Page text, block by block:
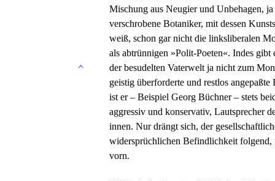
Mischung aus Neugier und Unbehagen,
verschrobene Botaniker, mit dessen
weiß, schon gar nicht die linksliberalen
als abtrünnigen »Polit-Poeten«. Indes
der besudelten Vaterwelt ja nicht zum
geistig überforderte und restlos
ist er – Beispiel Georg Büchner – stets
aggressiv und konservativ, Lautsprecher
innen. Nur drängt sich, der
widersprüchlichen Befindlichkeit folgend,
vorn.